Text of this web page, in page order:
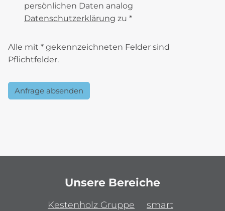
persönlichen Daten analog
Datenschutzerklärung zu *
Alle mit * gekennzeichneten Felder sind
Pflichtfelder.
Anfrage absenden
Unsere Bereiche
Kestenholz Gruppe smart